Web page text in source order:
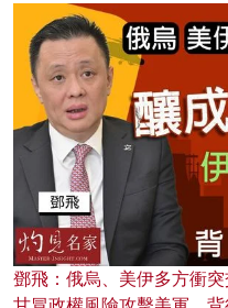
鄧飛：俄烏、美伊多方衝